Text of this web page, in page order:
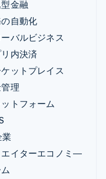
金融
自動化
バルビジネス
内決済
ットプレイス
理
トフォーム
業
エイターエコノミ―